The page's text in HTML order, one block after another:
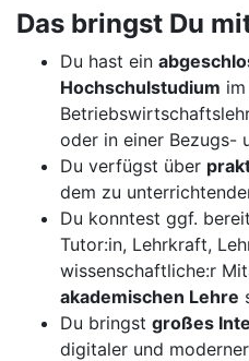
Das bringst Du
Du hast ein
Hochschulstudium
oder in einer Bezugs-
Du verfügst über
dem zu
Du konntest ggf.
Tutor:in, Lehrkraft,
wissenschaftliche:r
akademischen Lehre
Du bringst großes
digitaler und